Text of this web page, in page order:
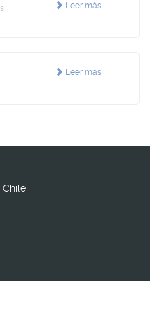
Leer más
Leer más
Chile